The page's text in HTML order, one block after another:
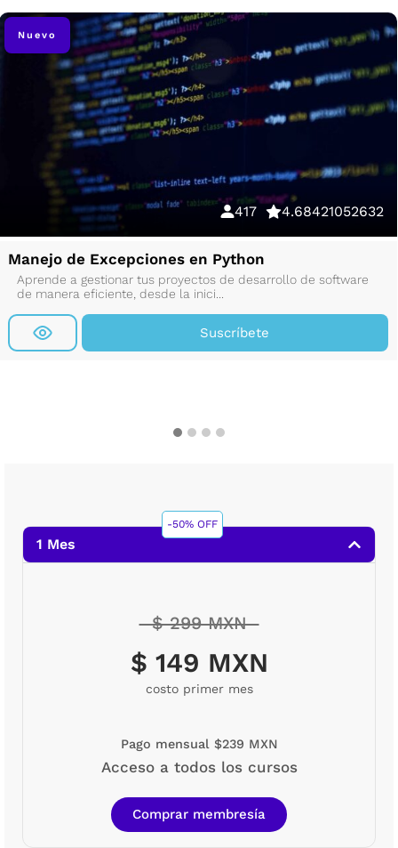
Nuevo
417 4.68421052632
Manejo de Excepciones en Python
Aprende a gestionar tus proyectos de desarrollo de software
de manera eficiente, desde la inici...
Suscríbete
-50% OFF
1 Mes
$ 299 MXN
$ 149 MXN
costo primer mes
Pago mensual $239 MXN
Acceso a todos los cursos
Comprar membresía